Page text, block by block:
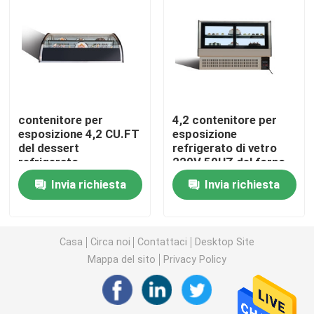
congelatore dell'esposizione del gelato
sotto il contro congelatore di frigorifero
Tabella refrigerata della preparazione
dispositivo di raffreddamento dell'esposizione della
Macchina per ghiaccio commerciale
contenitore per
esposizione 4,2 CU.FT
del dessert
refrigerato
esposizione più fresca
della pasticceria di
220V 50HZ
Invia richiesta
4,2 contenitore per
esposizione
refrigerato di vetro
220V 50HZ del forno
di CU.FT
Invia richiesta
Casa Circa noi Contattaci
Desktop Site
Mappa del sito
Privacy Policy